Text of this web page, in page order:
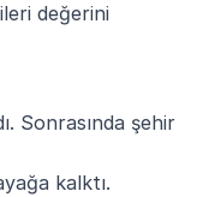
değerini
Sonrasında şehir
kalktı.